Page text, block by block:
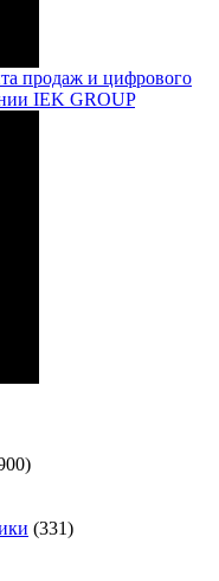
продаж и цифрового
IEK GROUP
(331)